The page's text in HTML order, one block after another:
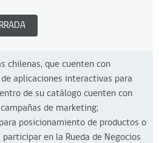
chilenas, que cuenten con
aplicaciones interactivas para
de su catálogo cuenten con
de marketing;
posicionamiento de productos o
en la Rueda de Negocios